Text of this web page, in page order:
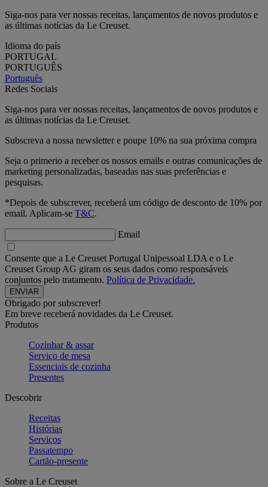
Siga-nos para ver nossas receitas, lançamentos de novos produtos e
as últimas notícias da Le Creuset.
Idioma do país
PORTUGAL
PORTUGUÊS
Português
Redes Sociais
Siga-nos para ver nossas receitas, lançamentos de novos produtos e
as últimas notícias da Le Creuset.
Subscreva a nossa newsletter e poupe 10% na sua próxima compra
Seja o primerio a receber os nossos emails e outras comunicações de
marketing personalizadas, baseadas nas suas preferências e
pesquisas.
*Depois de subscrever, receberá um código de desconto de 10% por
email. Aplicam-se T&C.
Email
Consente que a Le Creuset Portugal Unipessoal LDA e o Le
Creuset Group AG giram os seus dados como responsáveis
conjuntos pelo tratamento. Política de Privacidade.
Obrigado por subscrever!
Em breve receberá novidades da Le Creuset.
Produtos
Cozinhar & assar
Serviço de mesa
Essenciais de cozinha
Presentes
Descobrir
Receitas
Histórias
Serviços
Passatempo
Cartão-presente
Sobre a Le Creuset